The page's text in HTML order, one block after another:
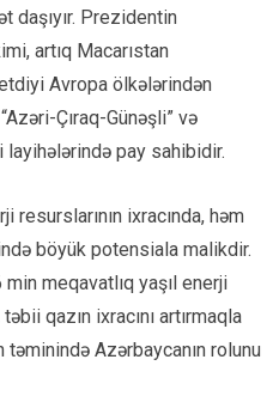
daşıyır. Prezidentin
artıq Macarıstan
Avropa ölkələrindən
Çıraq-Günəşli” və
layihələrində pay sahibidir.
resurslarının ixracında, həm
böyük potensiala malikdir.
meqavatlıq yaşıl enerji
qazın ixracını artırmaqla
Azərbaycanın rolunu